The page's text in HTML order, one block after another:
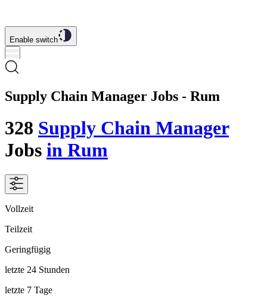
Enable switch
Supply Chain Manager Jobs - Rum
328 Supply Chain Manager
Jobs in Rum
Vollzeit
Teilzeit
Geringfügig
letzte 24 Stunden
letzte 7 Tage